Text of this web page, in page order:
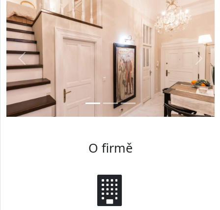
RRTstav - Rekonstrukce domů,
Předchozí Další
O firmě